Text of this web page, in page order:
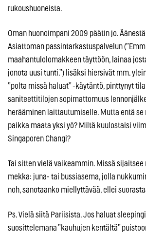
rukoushuoneista.
Oman huonoimpani 2009 päätin jo.
Asiattoman passintarkastuspalvelun
maahantulolomakkeen täyttöön, lainaa
jonota uusi tunti.”) lisäksi hiersivät mm.
”polta missä haluat” -käytäntö, pinttynyt
saniteettitilojen sopimattomuus
herääminen laittautumiselle. Mutta entä se
paikka maata yksi yö? Miltä kuulostaisi
Singaporen Changi?
Tai sitten vielä vaikeammin. Missä
mekka: juna- tai bussiasema, jolla
noh, sanotaanko miellyttävää, ellei
Ps. Vielä siitä Pariisista. Jos haluat
suosittelemana ”kauhujen kentältä”